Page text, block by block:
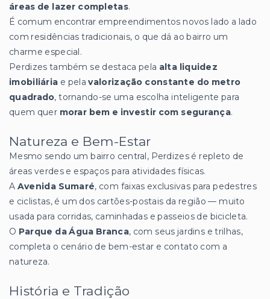
áreas de lazer completas.
É comum encontrar empreendimentos novos lado a lado
com residências tradicionais, o que dá ao bairro um
charme especial.
Perdizes também se destaca pela alta liquidez
imobiliária e pelavalorização constante do metro
quadrado, tornando-se uma escolha inteligente para
quem quer morar bem e investir com segurança.
Natureza e Bem-Estar
Mesmo sendo um bairro central, Perdizes é repleto de
áreas verdes e espaços para atividades físicas.
A Avenida Sumaré, com faixas exclusivas para pedestres
e ciclistas, é um dos cartões-postais da região — muito
usada para corridas, caminhadas e passeios de bicicleta.
O Parque da Água Branca, com seus jardins e trilhas,
completa o cenário de bem-estar e contato com a
natureza.
História e Tradição